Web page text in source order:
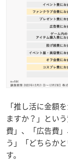
「推し活に金額
ますか？」とい
費」、「広告費
う」「どちらか
す。